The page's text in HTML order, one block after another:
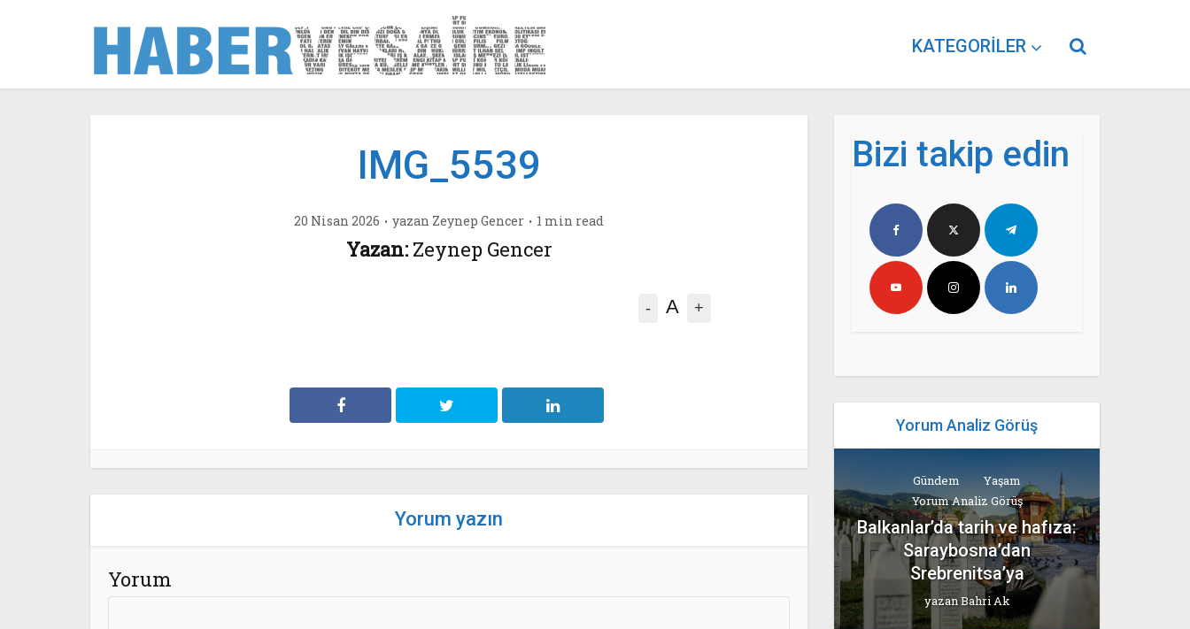
KATEGORILER
IMG_5539
20 Nisan 2026 yazan Zeynep Gencer 1 min read
Yazan:Zeynep Gencer
- A +
Yorum yazın
Yorum
Bizi takip edin
Yorum Analiz Görüş
Gündem
Yaşam
Yorum Analiz Görüş
Balkanlar’da tarih ve hafıza:
Saraybosna’dan
Srebrenitsa’ya
yazanBahri Ak